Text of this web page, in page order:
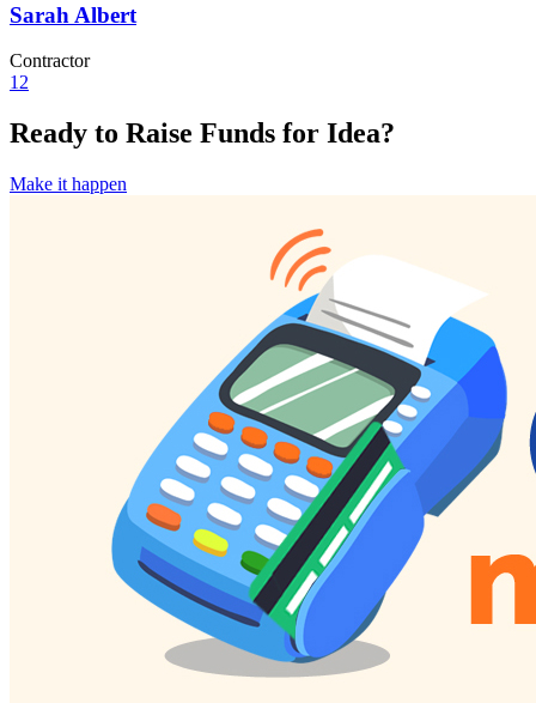
Sarah Albert
Contractor
12
Ready to Raise Funds for Idea?
Make it happen